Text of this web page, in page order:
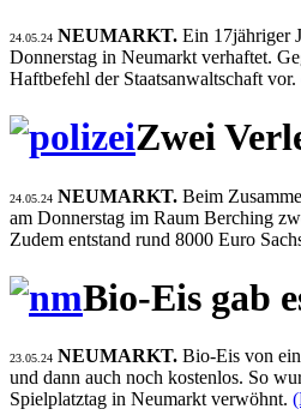
24.05.24 NEUMARKT. Ein 17jähriger
Donnerstag in Neumarkt verhaftet.
Haftbefehl der Staatsanwaltschaft vor.
Zwei
24.05.24 NEUMARKT. Beim
am Donnerstag im Raum Berching
Zudem entstand rund 8000 Euro
Bio-Eis gab
23.05.24 NEUMARKT. Bio-Eis von
und dann auch noch kostenlos. So
Spielplatztag in Neumarkt verwöhnt.